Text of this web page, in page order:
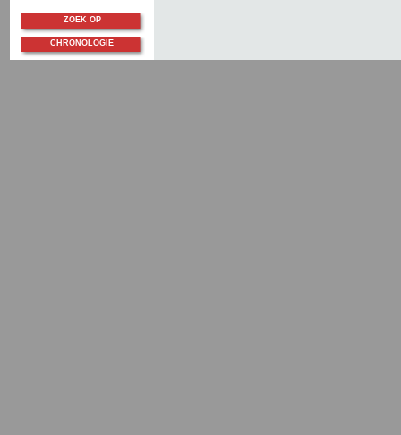
ZOEK OP
CHRONOLOGIE